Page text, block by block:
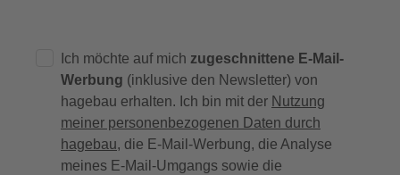
Ich möchte auf mich zugeschnittene E-Mail-
Werbung (inklusive den Newsletter) von
hagebau erhalten. Ich bin mit der Nutzung
meiner personenbezogenen Daten durch
hagebau, die E-Mail-Werbung, die Analyse
meines E-Mail-Umgangs sowie die